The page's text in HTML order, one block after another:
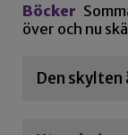
Böcker
över och nu
Den skylten